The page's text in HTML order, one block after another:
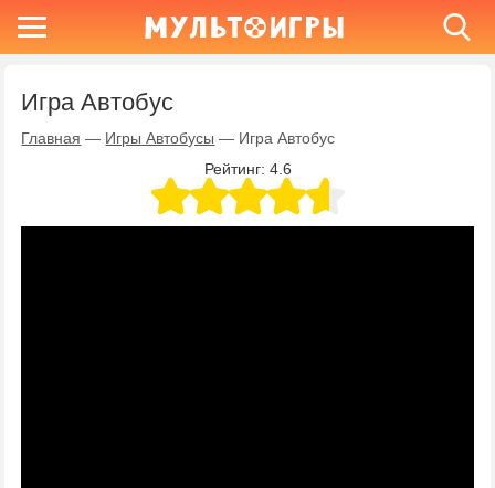
Игра Автобус
Главная — Игры Автобусы — Игра Автобус
Рейтинг: 4.6